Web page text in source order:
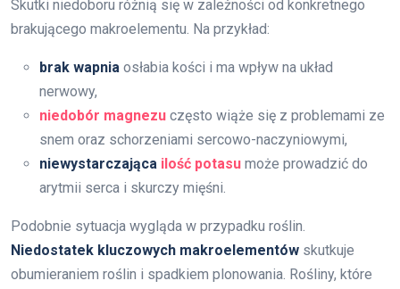
Skutki niedoboru różnią się w zależności od konkretnego
brakującego makroelementu. Na przykład:
brak wapnia osłabia kości i ma wpływ na układ
nerwowy,
niedobór magnezu często wiąże się z problemami ze
snem oraz schorzeniami sercowo-naczyniowymi,
niewystarczająca ilość potasu może prowadzić do
arytmii serca i skurczy mięśni.
Podobnie sytuacja wygląda w przypadku roślin.
Niedostatek kluczowych makroelementów skutkuje
obumieraniem roślin i spadkiem plonowania. Rośliny, które